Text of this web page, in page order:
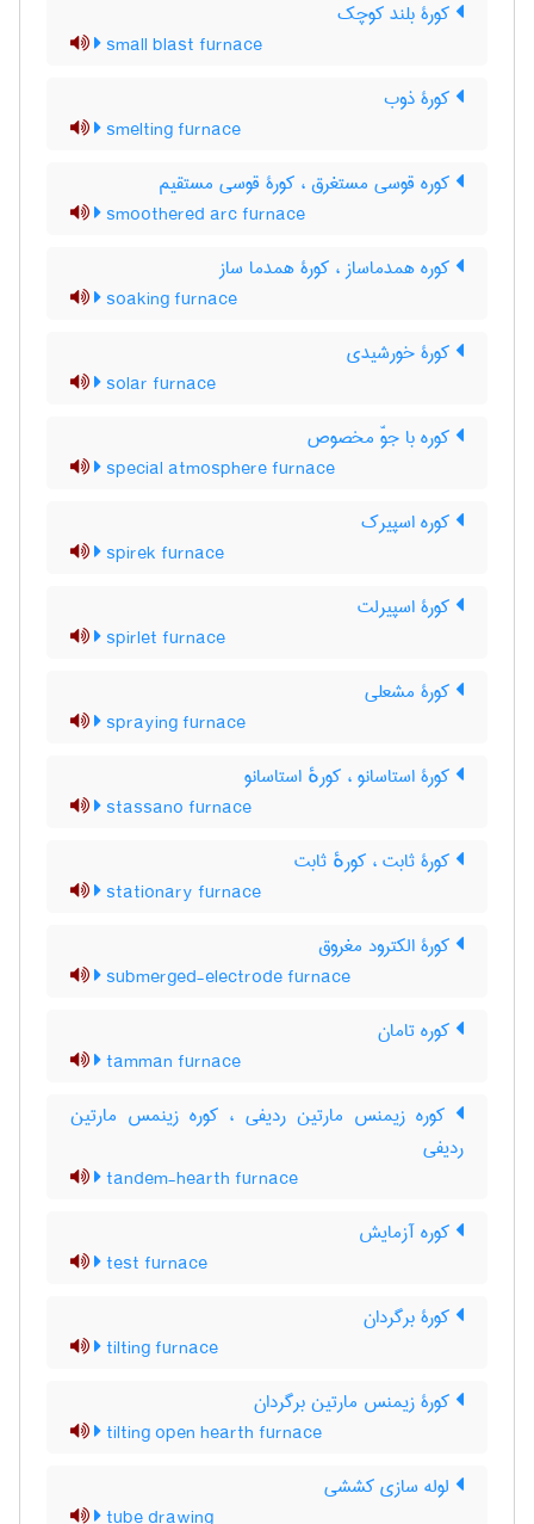
کورۀ بلند کوچک
small blast furnace
کورۀ ذوب
smelting furnace
کوره قوسی مستغرق ، کورۀ قوسی مستقیم
smoothered arc furnace
کوره همدماساز ، کورۀ همدما ساز
soaking furnace
کورۀ خورشیدی
solar furnace
کوره با جوّ مخصوص
special atmosphere furnace
کوره اسپیرک
spirek furnace
کورۀ اسپیرلت
spirlet furnace
کورۀ مشعلی
spraying furnace
کورۀ استاسانو ، کورهٔ استاسانو
stassano furnace
کورۀ ثابت ، کورهٔ ثابت
stationary furnace
کورۀ الکترود مغروق
submerged-electrode furnace
کوره تامان
tamman furnace
کوره زیمنس مارتین ردیفی ، کوره زینمس مارتین
ردیفی
tandem-hearth furnace
کوره آزمایش
test furnace
کورۀ برگردان
tilting furnace
کورۀ زیمنس مارتین برگردان
tilting open hearth furnace
لوله سازی کششی